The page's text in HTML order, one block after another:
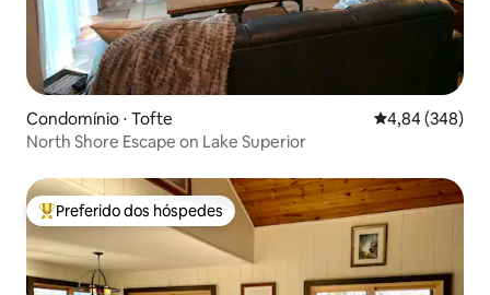
Condomínio ⋅ Tofte 4,84 de uma
4,84 (348)
North Shore Escape on Lake Superior
Entre os melhores preferidos dos hóspedes
Preferido dos hóspedes